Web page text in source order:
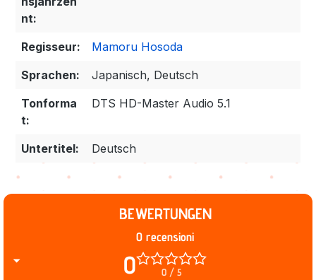
nt:
Regisseur:
Mamoru Hosoda
Sprachen:
Japanisch, Deutsch
Tonforma
t:
DTS HD-Master Audio 5.1
Untertitel: Deutsch
BEWERTUNGEN
0 0 / 5
0 recensioni